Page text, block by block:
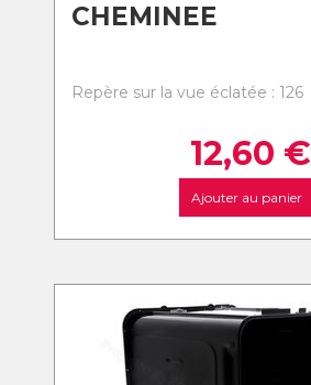
CHEMINEE
Repère sur la vue éclatée : 126
12,60 €
Ajouter au panier